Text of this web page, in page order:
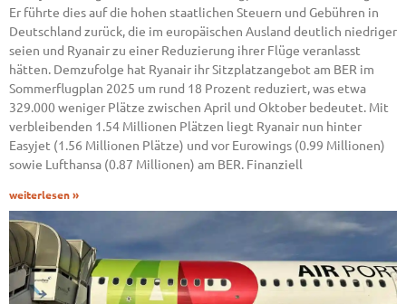
Er führte dies auf die hohen staatlichen Steuern und Gebühren in
Deutschland zurück, die im europäischen Ausland deutlich niedriger
seien und Ryanair zu einer Reduzierung ihrer Flüge veranlasst
hätten. Demzufolge hat Ryanair ihr Sitzplatzangebot am BER im
Sommerflugplan 2025 um rund 18 Prozent reduziert, was etwa
329.000 weniger Plätze zwischen April und Oktober bedeutet. Mit
verbleibenden 1.54 Millionen Plätzen liegt Ryanair nun hinter
Easyjet (1.56 Millionen Plätze) und vor Eurowings (0.99 Millionen)
sowie Lufthansa (0.87 Millionen) am BER. Finanziell
weiterlesen »